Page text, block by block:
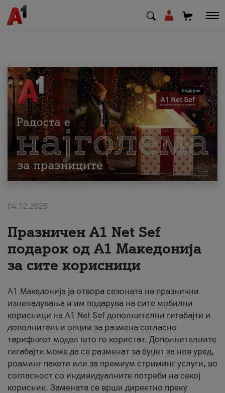
МК EN SQ
Приватни Деловни
Поддршка
Надополни кредит
За нас
#ПодобарОнлајн
04.12.2025
Празничен A1 Net Sеf
подарок од А1 Македонија
за сите корисници
А1 Македонија ја отвора сезоната на празнични
изненадувања и им подарува на сите мобилни
корисници на A1 Net Sef дополнителни гигабајти и
дополнителни опции за размена согласно
тарифниот модел што го користат. Дополнителните
гигабајти може да се разменат за буџет за нов уред,
роаминг пакети или за премиум стриминг услуги, во
согласност со индивидуалните потреби на секој
корисник. Замената се врши директно преку